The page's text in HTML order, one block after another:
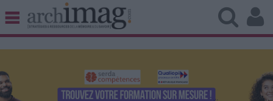
BIBLIOTHÈQUE ÉDITION
UNIVERS DATA